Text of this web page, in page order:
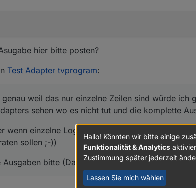
hier bitte posten?
Test Adapter tvprogram:
genau weil das nur einzelne Zeilen sind würde ich
sehen wo es nicht tut und die komplette
wenn einzelne Logzeilen aus dem
sollen ;-))
bitte (Das gehen wohl eher an den
Hallo! Könnten wir bitte einige
Funktionalität & Analytics
Zustimmung später jederzeit
Lassen Sie mich wählen